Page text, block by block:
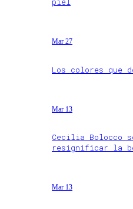
Mar 27
Los colores que
Mar 13
Cecilia Bolocco
resignificar la
Mar 13